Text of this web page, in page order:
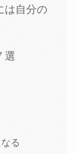
は自分の
選
る